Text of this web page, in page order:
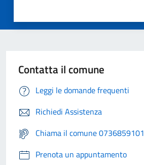
Contatta il comune
Leggi le domande frequenti
Richiedi Assistenza
Chiama il comune 0736859101
Prenota un appuntamento